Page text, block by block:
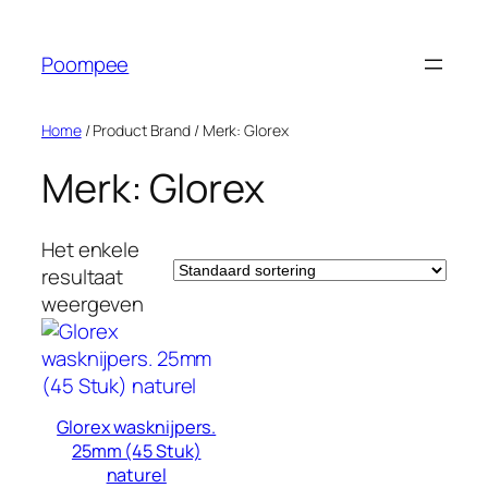
Poompee
Home/ Product Brand / Merk: Glorex
Merk: Glorex
Het enkele
resultaat
weergeven
Glorex wasknijpers.
25mm (45 Stuk)
naturel